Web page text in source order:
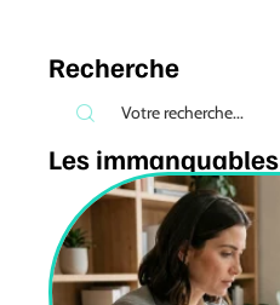
Recherche
Les immanquables